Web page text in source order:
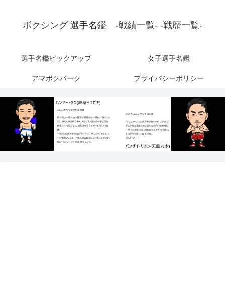
ボクシング 選手名鑑 -戦績一覧- -戦歴一覧-
選手名鑑ピックアップ 女子選手名鑑
アマボクパーク プライバシーポリシー